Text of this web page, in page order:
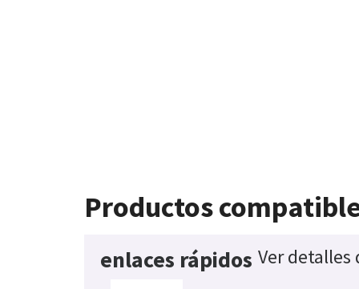
Productos
enlaces rápidos Ver